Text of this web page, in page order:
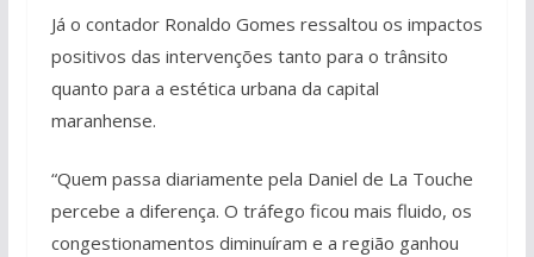
Já o contador Ronaldo Gomes ressaltou os impactos
positivos das intervenções tanto para o trânsito
quanto para a estética urbana da capital
maranhense.
“Quem passa diariamente pela Daniel de La Touche
percebe a diferença. O tráfego ficou mais fluido, os
congestionamentos diminuíram e a região ganhou